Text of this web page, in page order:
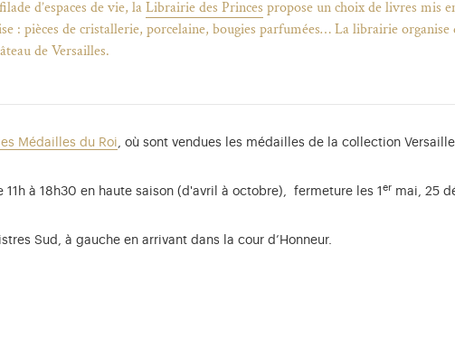
d’espaces de vie, laLibrairie des Princes propose un choix de livres mis
: pièces de cristallerie, porcelaine, bougies parfumées… La librairie organise
de Versailles.
Médailles du Roi, où sont vendues les médailles de la collection
à 18h30 en haute saison (d'avril à octobre), fermeture les 1 er mai, 25
Sud, à gauche en arrivant dans la cour d’Honneur.